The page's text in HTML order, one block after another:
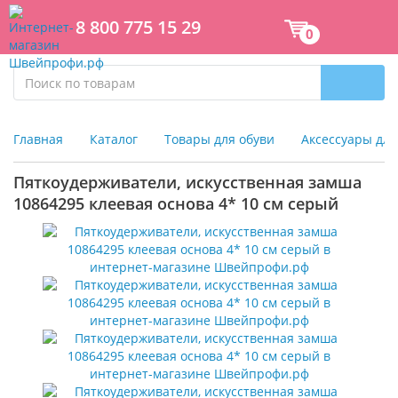
8 800 775 15 29 0
Главная Каталог Товары для обуви Аксессуары
Пяткоудерживатели, искусственная замша
10864295 клеевая основа 4* 10 см серый